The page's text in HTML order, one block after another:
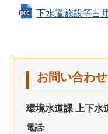
下水道施設等占
お問い合わせ
環境水道課 上下水
電話: